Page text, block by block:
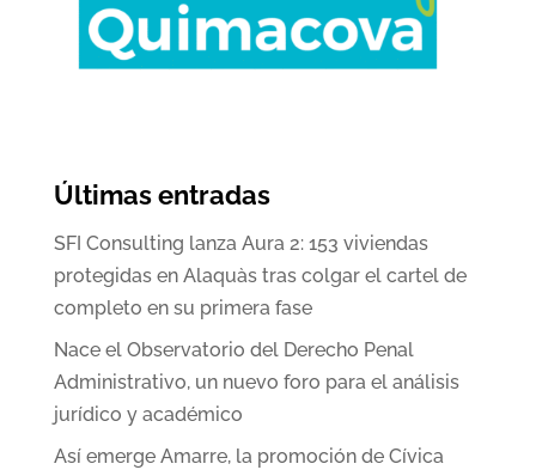
Últimas entradas
SFI Consulting lanza Aura 2: 153 viviendas
protegidas en Alaquàs tras colgar el cartel de
completo en su primera fase
Nace el Observatorio del Derecho Penal
Administrativo, un nuevo foro para el análisis
jurídico y académico
Así emerge Amarre, la promoción de Cívica